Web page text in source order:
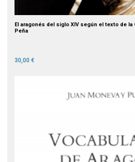
El aragonés del siglo XIV según el texto de la
Peña
30,00 €